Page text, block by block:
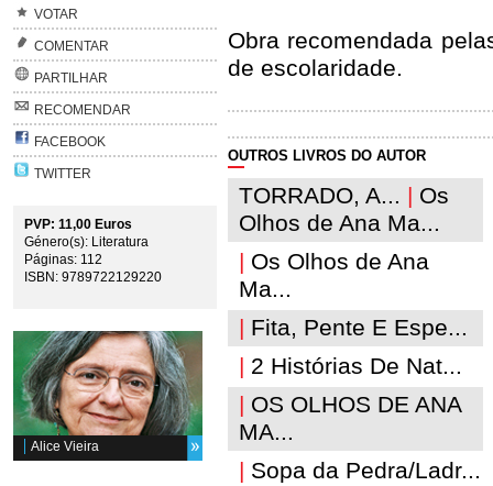
VOTAR
COMENTAR
PARTILHAR
RECOMENDAR
FACEBOOK
TWITTER
PVP: 11,00 Euros
Género(s): Literatura
Páginas: 112
ISBN: 9789722129220
Alice Vieira
Obra recomendada
de escolaridade.
OUTROS LIVROS DO AUTOR
TORRADO, A... | Os
Olhos de Ana Ma...
| Os Olhos de Ana
Ma...
| Fita, Pente E Espe...
| 2 Histórias De Nat...
| OS OLHOS DE ANA
MA...
| Sopa da Pedra/Ladr...